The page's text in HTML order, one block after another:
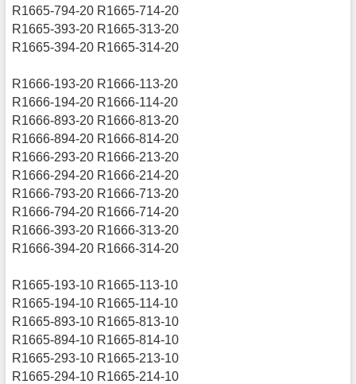
R1665-794-20 R1665-714-20
R1665-393-20 R1665-313-20
R1665-394-20 R1665-314-20
R1666-193-20 R1666-113-20
R1666-194-20 R1666-114-20
R1666-893-20 R1666-813-20
R1666-894-20 R1666-814-20
R1666-293-20 R1666-213-20
R1666-294-20 R1666-214-20
R1666-793-20 R1666-713-20
R1666-794-20 R1666-714-20
R1666-393-20 R1666-313-20
R1666-394-20 R1666-314-20
R1665-193-10 R1665-113-10
R1665-194-10 R1665-114-10
R1665-893-10 R1665-813-10
R1665-894-10 R1665-814-10
R1665-293-10 R1665-213-10
R1665-294-10 R1665-214-10